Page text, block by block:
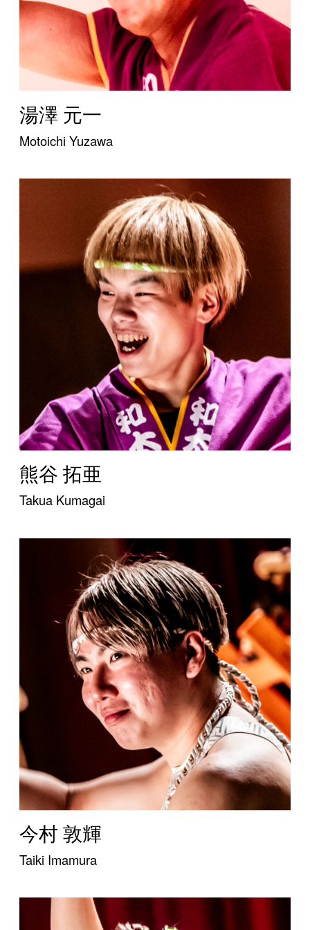
湯澤 元一
Motoichi Yuzawa
熊谷 拓亜
Takua Kumagai
今村 敦輝
Taiki Imamura